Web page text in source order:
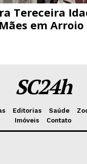
Tereceira
em Arroio
SC24h
Editorias Saúde
Imóveis
Contato